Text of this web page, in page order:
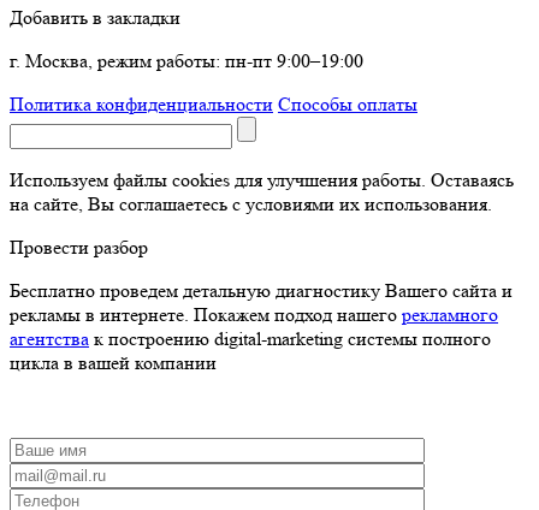
Добавить в закладки
г. Москва, режим работы: пн-пт 9:00–19:00
Политика конфиденциальности Способы оплаты
Используем файлы cookies для улучшения работы. Оставаясь
на сайте, Вы соглашаетесь с условиями их использования.
Провести разбор
Бесплатно проведем детальную диагностику Вашего сайта и
рекламы в интернете. Покажем подход нашего рекламного
агентства к построению digital-marketing системы полного
цикла в вашей компании